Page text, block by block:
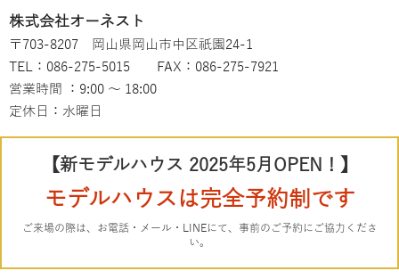
株式会社オーネスト
〒703-8207 岡山県岡山市中区祇園24-1
TEL：086-275-5015 FAX：086-275-7921
営業時間 ：9:00 ～ 18:00
定休日：水曜日
【新モデルハウス 2025年5月OPEN！】
モデルハウスは完全予約制です
ご来場の際は、お電話・メール・LINEにて、事前のご予約にご協力くださ
い。